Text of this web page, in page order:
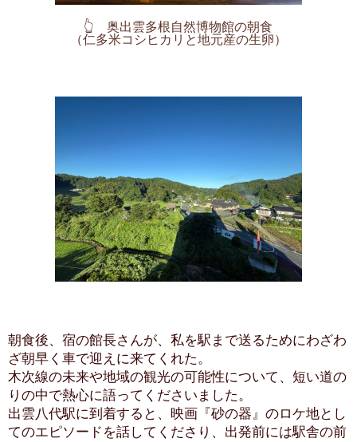
👆 奥出雲多根自然博物館の朝食
（仁多米コシヒカリと地元産の生卵）
朝食後、宿の館長さんが、私を駅まで送るためにわざわ
ざ朝早く車で迎えに来てくれた。
木次線の未来や地域の観光の可能性について、短い道の
りの中で熱心に語ってくださいました。
出雲八代駅に到着すると、映画『砂の器』のロケ地とし
てのエピソードを話してくださり、出発前には駅舎の前